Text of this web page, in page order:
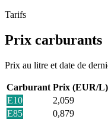
Tarifs
Prix carburants
Prix au litre et date de
Carburant Prix (EUR/L)
E10
2,059
E85
0,879